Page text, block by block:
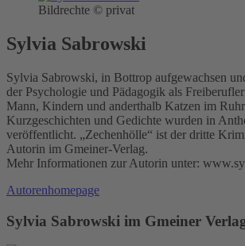
Bildrechte © privat
Sylvia Sabrowski
Sylvia Sabrowski, in Bottrop aufgewachsen
der Psychologie und Pädagogik als
Mann, Kindern und anderthalb Katzen im
Kurzgeschichten und Gedichte wurden in
veröffentlicht. „Zechenhölle“ ist der dritte
Autorin im Gmeiner-Verlag.
Mehr Informationen zur Autorin unter:
Autorenhomepage
Sylvia Sabrowski im Gmeiner